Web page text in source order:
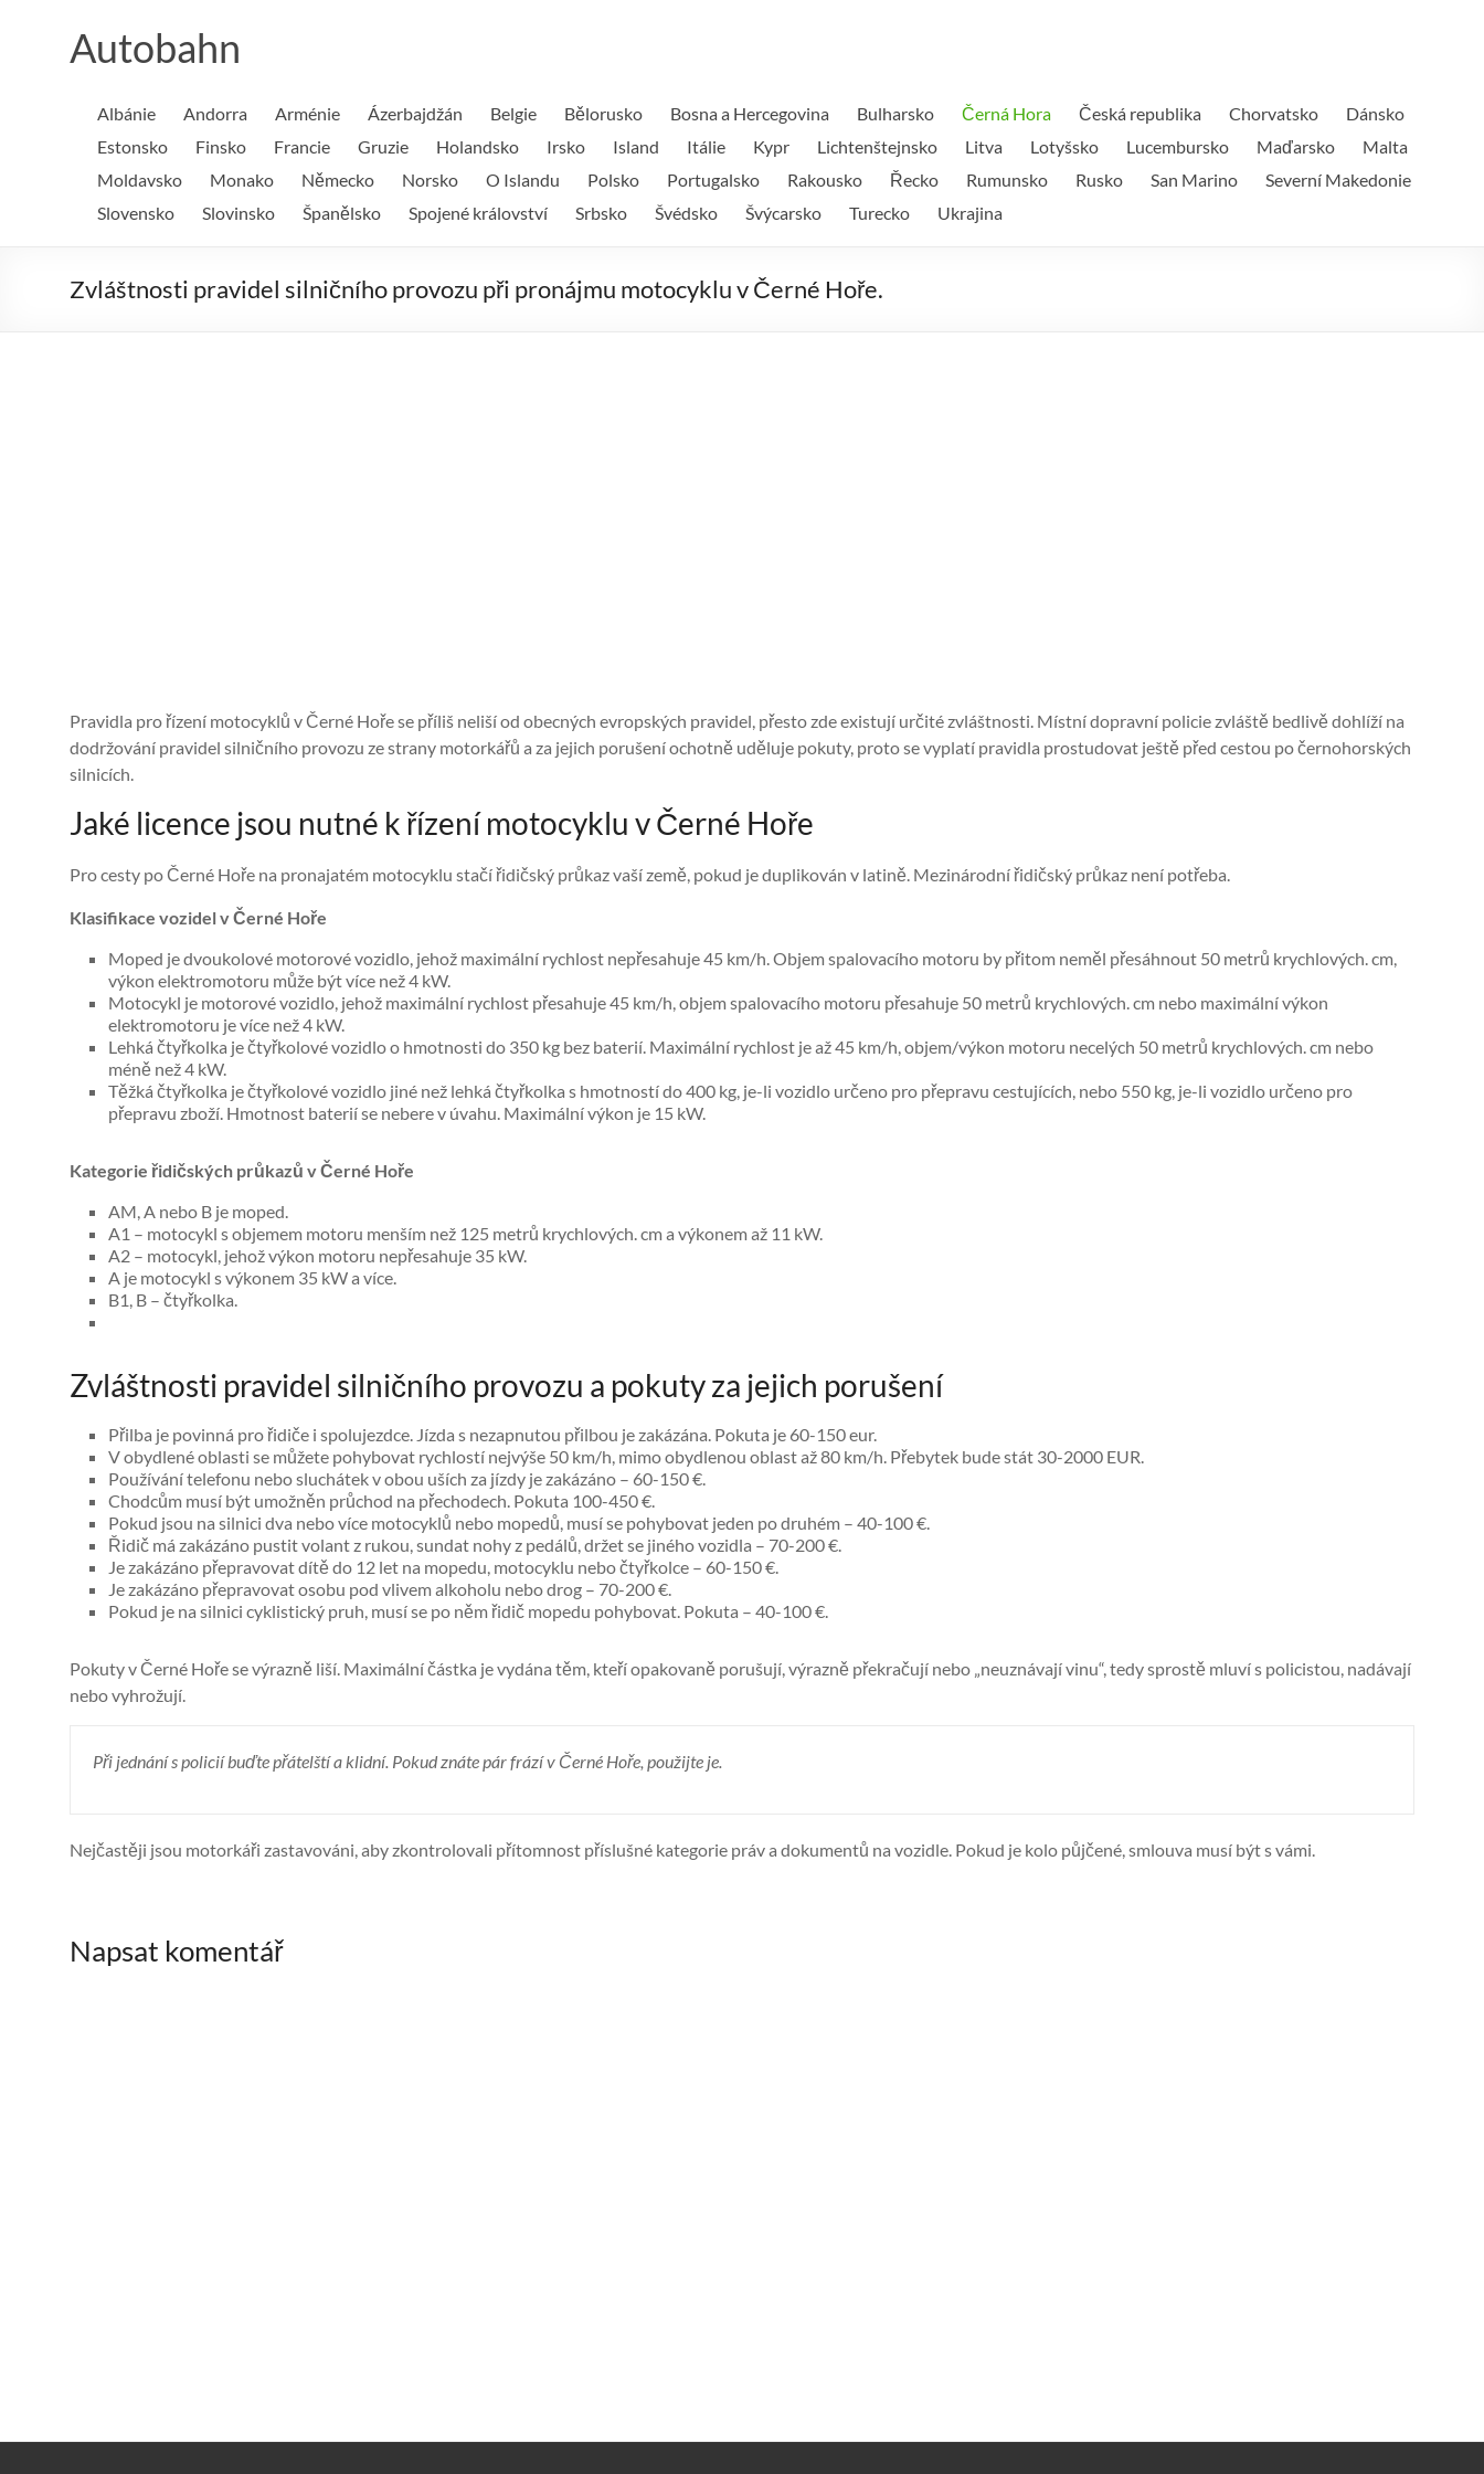
Autobahn
Albánie Andorra Arménie Ázerbajdžán Belgie Bělorusko Bosna a Hercegovina Bulharsko Černá Hora Česká republika Chorvatsko
Dánsko
Estonsko
Finsko Francie Gruzie Holandsko Irsko Island Itálie Kypr Lichtenštejnsko Litva Lotyšsko Lucembursko Maďarsko
Malta
Moldavsko
Monako Německo Norsko O Islandu Polsko Portugalsko Rakousko Řecko Rumunsko Rusko San Marino
Severní Makedonie
Slovensko
Slovinsko Španělsko Spojené království Srbsko Švédsko Švýcarsko Turecko Ukrajina
Zvláštnosti pravidel silničního provozu při pronájmu motocyklu v Černé Hoře.
Pravidla pro řízení motocyklů v Černé Hoře se příliš neliší od obecných evropských pravidel, přesto zde existují určité zvláštnosti. Místní dopravní policie zvláště bedlivě dohlíží na
dodržování pravidel silničního provozu ze strany motorkářů a za jejich porušení ochotně uděluje pokuty, proto se vyplatí pravidla prostudovat ještě před cestou po černohorských
silnicích.
Jaké licence jsou nutné k řízení motocyklu v Černé Hoře
Pro cesty po Černé Hoře na pronajatém motocyklu stačí řidičský průkaz vaší země, pokud je duplikován v latině. Mezinárodní řidičský průkaz není potřeba.
Klasifikace vozidel v Černé Hoře
Moped je dvoukolové motorové vozidlo, jehož maximální rychlost nepřesahuje 45 km/h. Objem spalovacího motoru by přitom neměl přesáhnout 50 metrů krychlových. cm,
výkon elektromotoru může být více než 4 kW.
Motocykl je motorové vozidlo, jehož maximální rychlost přesahuje 45 km/h, objem spalovacího motoru přesahuje 50 metrů krychlových. cm nebo maximální výkon
elektromotoru je více než 4 kW.
Lehká čtyřkolka je čtyřkolové vozidlo o hmotnosti do 350 kg bez baterií. Maximální rychlost je až 45 km/h, objem/výkon motoru necelých 50 metrů krychlových. cm nebo
méně než 4 kW.
Těžká čtyřkolka je čtyřkolové vozidlo jiné než lehká čtyřkolka s hmotností do 400 kg, je-li vozidlo určeno pro přepravu cestujících, nebo 550 kg, je-li vozidlo určeno pro
přepravu zboží. Hmotnost baterií se nebere v úvahu. Maximální výkon je 15 kW.
Kategorie řidičských průkazů v Černé Hoře
AM, A nebo B je moped.
A1 – motocykl s objemem motoru menším než 125 metrů krychlových. cm a výkonem až 11 kW.
A2 – motocykl, jehož výkon motoru nepřesahuje 35 kW.
A je motocykl s výkonem 35 kW a více.
B1, B – čtyřkolka.
Zvláštnosti pravidel silničního provozu a pokuty za jejich porušení
Přilba je povinná pro řidiče i spolujezdce. Jízda s nezapnutou přilbou je zakázána. Pokuta je 60-150 eur.
V obydlené oblasti se můžete pohybovat rychlostí nejvýše 50 km/h, mimo obydlenou oblast až 80 km/h. Přebytek bude stát 30-2000 EUR.
Používání telefonu nebo sluchátek v obou uších za jízdy je zakázáno – 60-150 €.
Chodcům musí být umožněn průchod na přechodech. Pokuta 100-450 €.
Pokud jsou na silnici dva nebo více motocyklů nebo mopedů, musí se pohybovat jeden po druhém – 40-100 €.
Řidič má zakázáno pustit volant z rukou, sundat nohy z pedálů, držet se jiného vozidla – 70-200 €.
Je zakázáno přepravovat dítě do 12 let na mopedu, motocyklu nebo čtyřkolce – 60-150 €.
Je zakázáno přepravovat osobu pod vlivem alkoholu nebo drog – 70-200 €.
Pokud je na silnici cyklistický pruh, musí se po něm řidič mopedu pohybovat. Pokuta – 40-100 €.
Pokuty v Černé Hoře se výrazně liší. Maximální částka je vydána těm, kteří opakovaně porušují, výrazně překračují nebo „neuznávají vinu“, tedy sprostě mluví s policistou, nadávají
nebo vyhrožují.
Při jednání s policií buďte přátelští a klidní. Pokud znáte pár frází v Černé Hoře, použijte je.
Nejčastěji jsou motorkáři zastavováni, aby zkontrolovali přítomnost příslušné kategorie práv a dokumentů na vozidle. Pokud je kolo půjčené, smlouva musí být s vámi.
Napsat komentář